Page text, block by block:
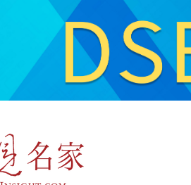
文化 財經 生活